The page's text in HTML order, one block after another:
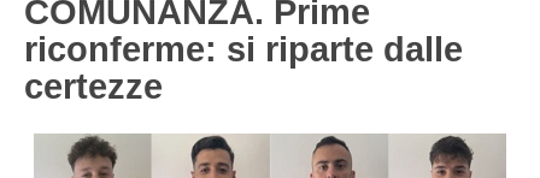
COMUNANZA. Prime
riconferme: si riparte dalle
certezze